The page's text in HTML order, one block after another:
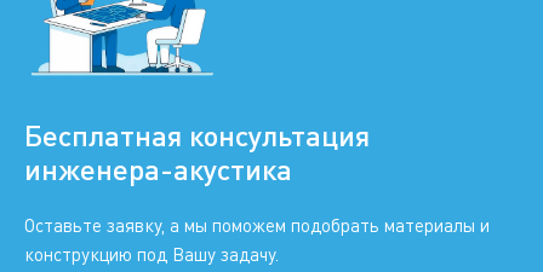
Бесплатная консультация
инженера-акустика
Оставьте заявку, а мы поможем подобрать материалы и
конструкцию под Вашу задачу.